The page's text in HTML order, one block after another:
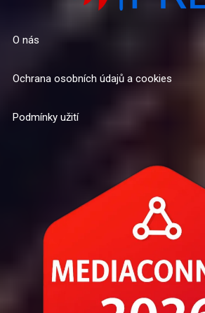
O nás
Ochrana osobních údajů a cookies
Podmínky užití